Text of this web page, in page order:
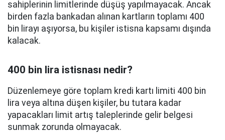
sahiplerinin limitlerinde düşüş yapılmayacak. Ancak
birden fazla bankadan alınan kartların toplamı 400
bin lirayı aşıyorsa, bu kişiler istisna kapsamı dışında
kalacak.
400 bin lira istisnası nedir?
Düzenlemeye göre toplam kredi kartı limiti 400 bin
lira veya altına düşen kişiler, bu tutara kadar
yapacakları limit artış taleplerinde gelir belgesi
sunmak zorunda olmayacak.